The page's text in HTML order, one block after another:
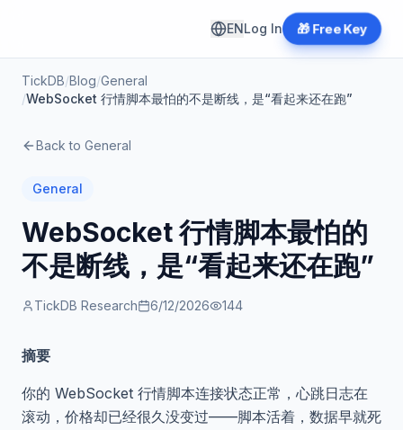
ENLog In 🎁 Free Key
TickDB/Blog/General
/WebSocket 行情脚本最怕的不是断线，是“看起来还在跑”
Back to General
General
WebSocket 行情脚本最怕的
不是断线，是“看起来还在跑”
TickDB Research 6/12/2026 144
摘要
你的 WebSocket 行情脚本连接状态正常，心跳日志在
滚动，价格却已经很久没变过——脚本活着，数据早就死